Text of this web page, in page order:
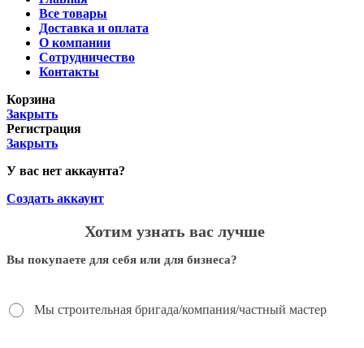
Все товары
Доставка и оплата
О компании
Сотрудничество
Контакты
Корзина
Закрыть
Регистрация
Закрыть
У вас нет аккаунта?
Создать аккаунт
Хотим узнать вас лучше
Вы покупаете для себя или для бизнеса?
Мы строительная бригада/компания/частный мастер